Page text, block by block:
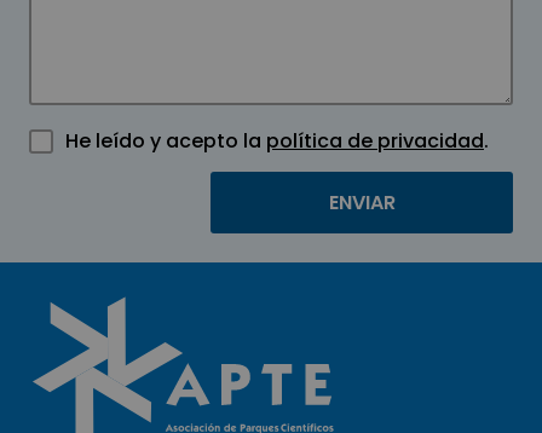
He leído y acepto la política de privacidad.